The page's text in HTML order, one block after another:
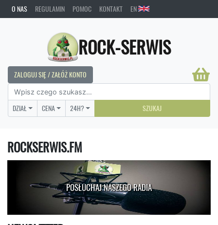
O NAS REGULAMIN POMOC KONTAKT EN
ROCK-SERWIS
ZALOGUJ SIĘ / ZAŁÓŻ KONTO
DZIAŁ CENA 24H? SZUKAJ
ROCKSERWIS.FM
POSŁUCHAJ NASZEGO RADIA